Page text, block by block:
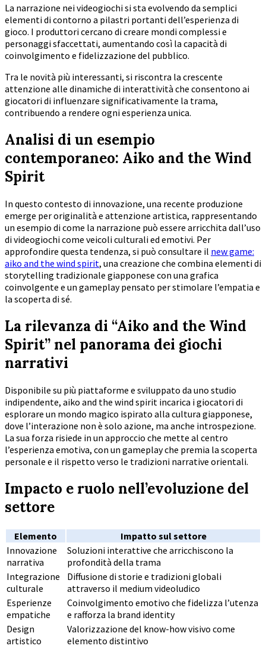
La narrazione nei videogiochi si sta evolvendo da semplici
elementi di contorno a pilastri portanti dell’esperienza di
gioco. I produttori cercano di creare mondi complessi e
personaggi sfaccettati, aumentando così la capacità di
coinvolgimento e fidelizzazione del pubblico.
Tra le novità più interessanti, si riscontra la crescente
attenzione alle dinamiche di interattività che consentono ai
giocatori di influenzare significativamente la trama,
contribuendo a rendere ogni esperienza unica.
Analisi di un esempio
contemporaneo: Aiko and the Wind
Spirit
In questo contesto di innovazione, una recente produzione
emerge per originalità e attenzione artistica, rappresentando
un esempio di come la narrazione può essere arricchita dall’uso
di videogiochi come veicoli culturali ed emotivi. Per
approfondire questa tendenza, si può consultare il new game:
aiko and the wind spirit, una creazione che combina elementi di
storytelling tradizionale giapponese con una grafica
coinvolgente e un gameplay pensato per stimolare l’empatia e
la scoperta di sé.
La rilevanza di “Aiko and the Wind
Spirit” nel panorama dei giochi
narrativi
Disponibile su più piattaforme e sviluppato da uno studio
indipendente, aiko and the wind spirit incarica i giocatori di
esplorare un mondo magico ispirato alla cultura giapponese,
dove l’interazione non è solo azione, ma anche introspezione.
La sua forza risiede in un approccio che mette al centro
l’esperienza emotiva, con un gameplay che premia la scoperta
personale e il rispetto verso le tradizioni narrative orientali.
Impacto e ruolo nell’evoluzione del
settore
Elemento
Impatto sul settore
Innovazione
narrativa
Soluzioni interattive che arricchiscono la
profondità della trama
Integrazione
culturale
Diffusione di storie e tradizioni globali
attraverso il medium videoludico
Esperienze
empatiche
Coinvolgimento emotivo che fidelizza l’utenza
e rafforza la brand identity
Design
artistico
Valorizzazione del know-how visivo come
elemento distintivo